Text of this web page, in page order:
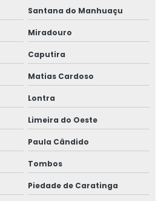
Santana do Manhuaçu
Miradouro
Caputira
Matias Cardoso
Lontra
Limeira do Oeste
Paula Cândido
Tombos
Piedade de Caratinga